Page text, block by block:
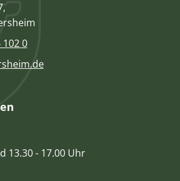
102 0
13.30 - 17.00 Uhr